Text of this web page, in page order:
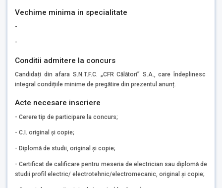
Vechime minima in specialitate
-
-
Conditii admitere la concurs
Candidați din afara S.N.T.F.C. „CFR Călători” S.A., care îndeplinesc
integral condițiile minime de pregătire din prezentul anunț.
Acte necesare inscriere
- Cerere tip de participare la concurs;
- C.I. original și copie;
- Diplomă de studii, original și copie;
- Certificat de calificare pentru meseria de electrician sau diplomă de
studii profil electric/ electrotehnic/electromecanic, original și copie;